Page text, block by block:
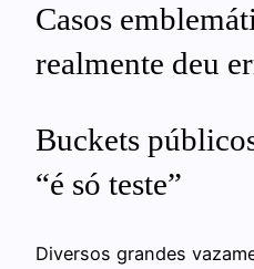
Casos
realmente deu
Buckets
“é só teste”
Diversos grandes